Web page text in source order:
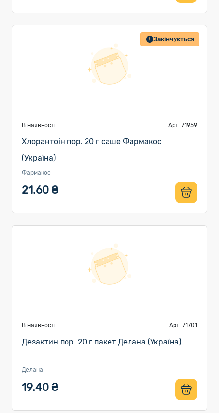
Закінчується
В наявності Арт. 71959
Хлорантоін пор. 20 г саше Фармакос
(Україна)
Фармакос
21.60 ₴
В наявності Арт. 71701
Дезактин пор. 20 г пакет Делана (Україна)
Делана
19.40 ₴